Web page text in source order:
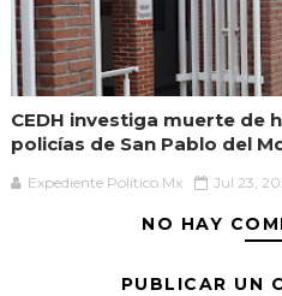
CEDH investiga muerte de
policías de San Pablo del
Expediente Político.Mx Jul 23,
NO HAY
PUBLICAR UN